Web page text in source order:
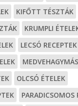
KIFŐTT TÉSZTÁK
KRUMPLI
LECSÓ RECEPTEK
OLCSÓ ÉTELEK
PARADICSOMOS